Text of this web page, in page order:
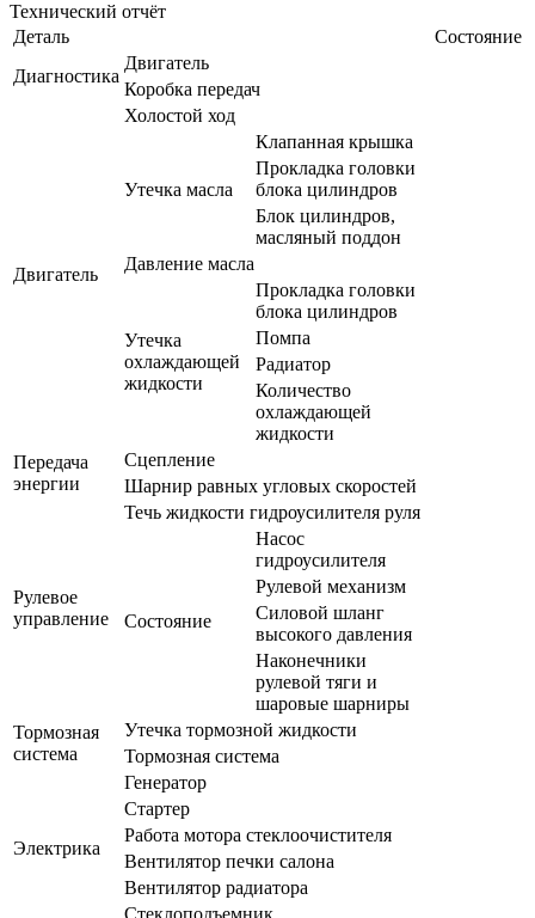
Технический отчёт
Деталь
Состояние
Диагностика
Двигатель
Коробка передач
Двигатель
Холостой ход
Утечка масла
Клапанная крышка
Прокладка головки
блока цилиндров
Блок цилиндров,
масляный поддон
Давление масла
Утечка
охлаждающей
жидкости
Прокладка головки
блока цилиндров
Помпа
Радиатор
Количество
охлаждающей
жидкости
Передача
энергии
Сцепление
Шарнир равных угловых скоростей
Рулевое
управление
Течь жидкости гидроусилителя руля
Состояние
Насос
гидроусилителя
Рулевой механизм
Силовой шланг
высокого давления
Наконечники
рулевой тяги и
шаровые шарниры
Тормозная
система
Утечка тормозной жидкости
Тормозная система
Электрика
Генератор
Стартер
Работа мотора стеклоочистителя
Вентилятор печки салона
Вентилятор радиатора